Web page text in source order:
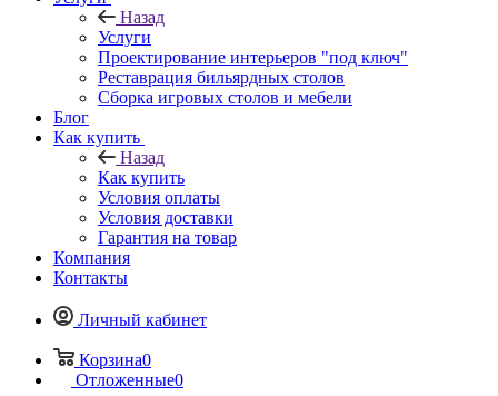
Назад
Услуги
Проектирование интерьеров "под ключ"
Реставрация бильярдных столов
Сборка игровых столов и мебели
Блог
Как купить
Назад
Как купить
Условия оплаты
Условия доставки
Гарантия на товар
Компания
Контакты
Личный кабинет
Корзина0
Отложенные0